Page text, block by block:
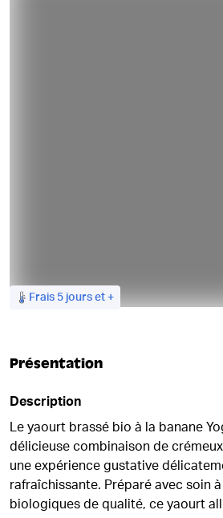
Frais 5 jours et +
Présentation
Description
Le yaourt brassé bio à la banane
délicieuse combinaison de
une expérience gustative
rafraîchissante. Préparé avec soin
biologiques de qualité, ce yaourt